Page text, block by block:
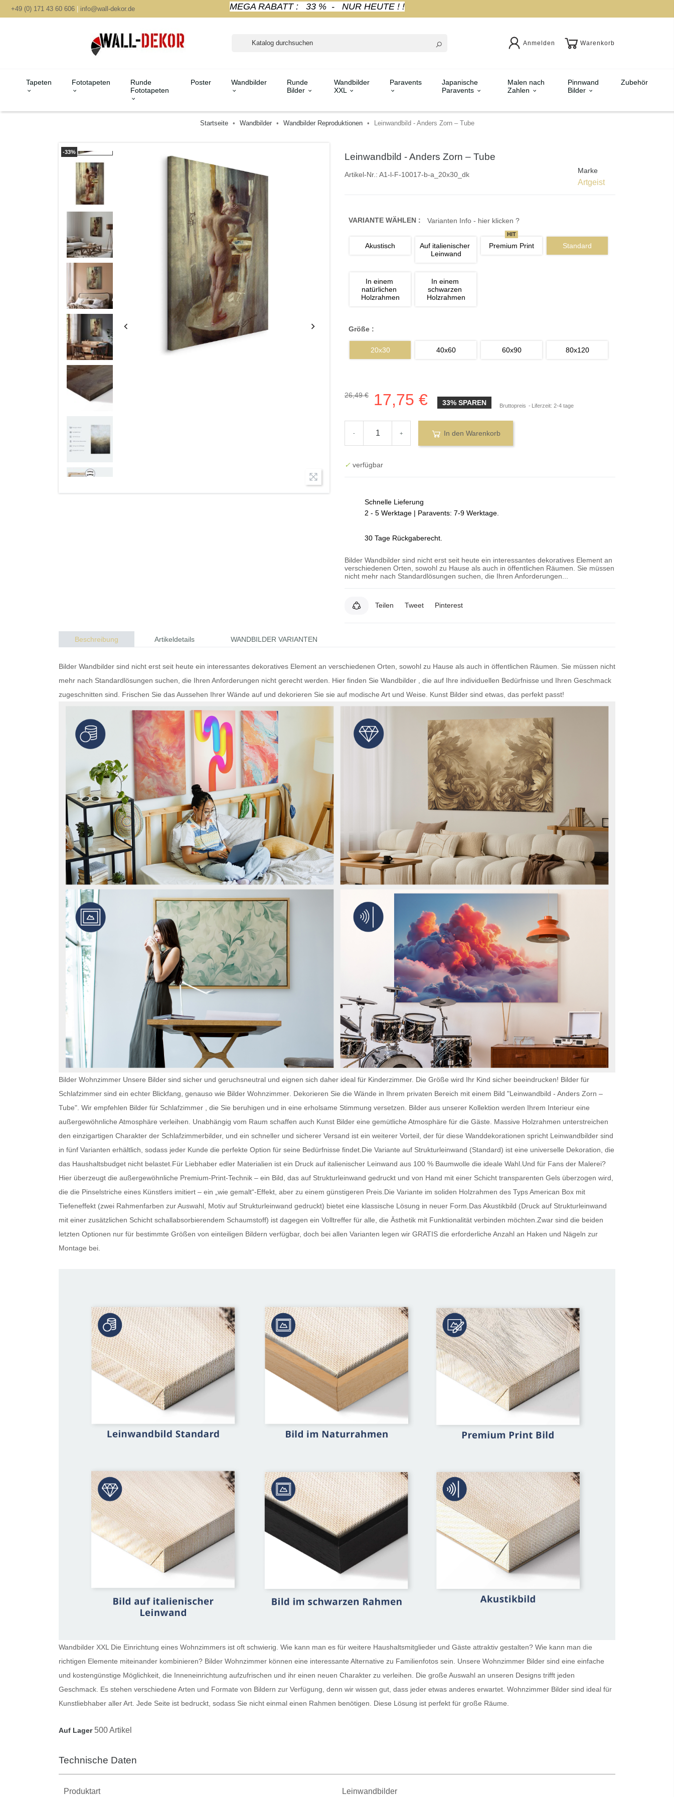
+49 (0) 171 43 60 606 | info@wall-dekor.de MEGA RABATT : 33 % - NUR HEUTE ! !
Anmelden Warenkorb
Tapeten Fototapeten
Runde
Fototapeten
Poster Wandbilder
Runde
Bilder
Wandbilder
XXL
Paravents
Japanische
Paravents
Malen nach
Zahlen
Pinnwand
Bilder
Zubehör
Startseite Wandbilder Wandbilder Reproduktionen Leinwandbild - Anders Zorn – Tube
-33% Leinwandbild - Anders Zorn – Tube
Artikel-Nr.: A1-l-F-10017-b-a_20x30_dk Marke
Artgeist
VARIANTE WÄHLEN : Varianten Info - hier klicken ?
Akustisch
Auf italienischer
Leinwand
Premium Print
HIT
Standard
In einem
natürlichen
Holzrahmen
In einem
schwarzen
Holzrahmen
Größe :
20x30 40x60 60x90 80x120
26,49 € 17,75 € 33% SPAREN Bruttopreis Liferzeit: 2-4 tage
- + In den Warenkorb
✓ verfügbar
Schnelle Lieferung
2 - 5 Werktage | Paravents: 7-9 Werktage.
30 Tage Rückgaberecht.
Bilder Wandbilder sind nicht erst seit heute ein interessantes dekoratives Element an
verschiedenen Orten, sowohl zu Hause als auch in öffentlichen Räumen. Sie müssen
nicht mehr nach Standardlösungen suchen, die Ihren Anforderungen...
Teilen Tweet Pinterest
Beschreibung Artikeldetails WANDBILDER VARIANTEN
Bilder Wandbilder sind nicht erst seit heute ein interessantes dekoratives Element an verschiedenen Orten, sowohl zu Hause als auch in öffentlichen Räumen. Sie müssen nicht
mehr nach Standardlösungen suchen, die Ihren Anforderungen nicht gerecht werden. Hier finden Sie Wandbilder , die auf Ihre individuellen Bedürfnisse und Ihren Geschmack
zugeschnitten sind. Frischen Sie das Aussehen Ihrer Wände auf und dekorieren Sie sie auf modische Art und Weise. Kunst Bilder sind etwas, das perfekt passt!
Bilder Wohnzimmer Unsere Bilder sind sicher und geruchsneutral und eignen sich daher ideal für Kinderzimmer. Die Größe wird Ihr Kind sicher beeindrucken! Bilder für
Schlafzimmer sind ein echter Blickfang, genauso wie Bilder Wohnzimmer . Dekorieren Sie die Wände in Ihrem privaten Bereich mit einem Bild "Leinwandbild - Anders Zorn –
Tube". Wir empfehlen Bilder für Schlafzimmer , die Sie beruhigen und in eine erholsame Stimmung versetzen. Bilder aus unserer Kollektion werden Ihrem Interieur eine
außergewöhnliche Atmosphäre verleihen. Unabhängig vom Raum schaffen auch Kunst Bilder eine gemütliche Atmosphäre für die Gäste. Massive Holzrahmen unterstreichen
den einzigartigen Charakter der Schlafzimmerbilder, und ein schneller und sicherer Versand ist ein weiterer Vorteil, der für diese Wanddekorationen spricht Leinwandbilder sind
in fünf Varianten erhältlich, sodass jeder Kunde die perfekte Option für seine Bedürfnisse findet.Die Variante auf Strukturleinwand (Standard) ist eine universelle Dekoration, die
das Haushaltsbudget nicht belastet.Für Liebhaber edler Materialien ist ein Druck auf italienischer Leinwand aus 100 % Baumwolle die ideale Wahl.Und für Fans der Malerei?
Hier überzeugt die außergewöhnliche Premium-Print-Technik – ein Bild, das auf Strukturleinwand gedruckt und von Hand mit einer Schicht transparenten Gels überzogen wird,
die die Pinselstriche eines Künstlers imitiert – ein „wie gemalt“-Effekt, aber zu einem günstigeren Preis.Die Variante im soliden Holzrahmen des Typs American Box mit
Tiefeneffekt (zwei Rahmenfarben zur Auswahl, Motiv auf Strukturleinwand gedruckt) bietet eine klassische Lösung in neuer Form.Das Akustikbild (Druck auf Strukturleinwand
mit einer zusätzlichen Schicht schallabsorbierendem Schaumstoff) ist dagegen ein Volltreffer für alle, die Ästhetik mit Funktionalität verbinden möchten.Zwar sind die beiden
letzten Optionen nur für bestimmte Größen von einteiligen Bildern verfügbar, doch bei allen Varianten legen wir GRATIS die erforderliche Anzahl an Haken und Nägeln zur
Montage bei.
Wandbilder XXL Die Einrichtung eines Wohnzimmers ist oft schwierig. Wie kann man es für weitere Haushaltsmitglieder und Gäste attraktiv gestalten? Wie kann man die
richtigen Elemente miteinander kombinieren? Bilder Wohnzimmer können eine interessante Alternative zu Familienfotos sein. Unsere Wohnzimmer Bilder sind eine einfache
und kostengünstige Möglichkeit, die Inneneinrichtung aufzufrischen und ihr einen neuen Charakter zu verleihen. Die große Auswahl an unseren Designs trifft jeden
Geschmack. Es stehen verschiedene Arten und Formate von Bildern zur Verfügung, denn wir wissen gut, dass jeder etwas anderes erwartet. Wohnzimmer Bilder sind ideal für
Kunstliebhaber aller Art. Jede Seite ist bedruckt, sodass Sie nicht einmal einen Rahmen benötigen. Diese Lösung ist perfekt für große Räume.
Auf Lager 500 Artikel
Technische Daten
Produktart Leinwandbilder